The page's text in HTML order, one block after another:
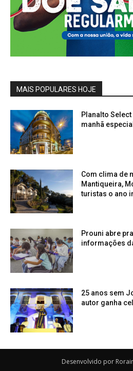
MAIS POPULARES HOJE
Planalto
manhã
Com clima de
Mantiqueira,
turistas o ano
Prouni abre
informações
25 anos sem
autor ganha
Desenvolvido por